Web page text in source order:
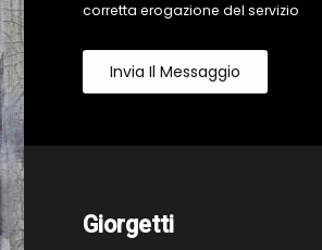
corretta erogazione del servizio
Invia Il Messaggio
Giorgetti